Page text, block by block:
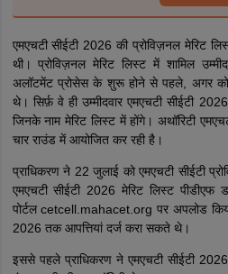
एमएचटी सीईटी 2026 की प्रोविज़नल मेरिट
थी। प्रोविज़नल मेरिट लिस्ट में शामिल
अलॉटमेंट प्रोसेस के शुरू होने से पहले, अगर
थे। सिर्फ़ वे ही उम्मीदवार एमएचटी सीईटी
जिनके नाम मेरिट लिस्ट में होंगे। अथॉरिटी
चार राउंड में आयोजित कर रही है।
प्राधिकरण ने 22 जुलाई को एमएचटी सीईटी
एमएचटी सीईटी 2026 मेरिट लिस्ट
पोर्टल cetcell.mahacet.org पर अपलोड
2026 तक आपत्तियां दर्ज करा सकते थे।
इससे पहले प्राधिकरण ने एमएचटी सीईटी